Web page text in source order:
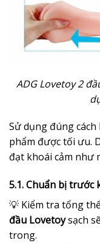
ADG Lovetoy 2
Sử dụng đúng
phẩm được tối ưu.
đạt khoái cảm như
5.1. Chuẩn bị trước
💡 Kiểm tra tổng
đầu Lovetoysạch
trong.